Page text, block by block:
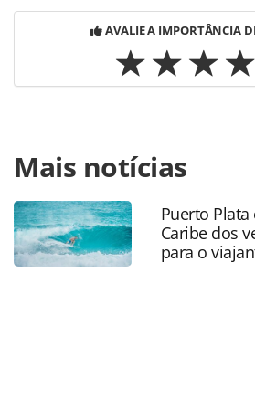
AVALIE A IMPORTÂNCIA
https://www.panrotas.com.br/
new-zealand-ve-com-otimismo-sua-
sul_164799.html ou as ferramentas
Todo o conteúdo produzido pela
protegido pela legislação brasileira
Não reproduza o conteúdo sem
Mais notícias
Puerto Plata
Caribe dos
para o